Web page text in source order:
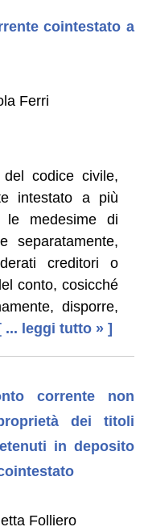
cointestato a
Ferri
codice civile,
intestato a più
le medesime di
separatamente,
creditori o
conto, cosicché
disporre,
... leggi tutto » ]
corrente non
dei titoli
in deposito
Folliero